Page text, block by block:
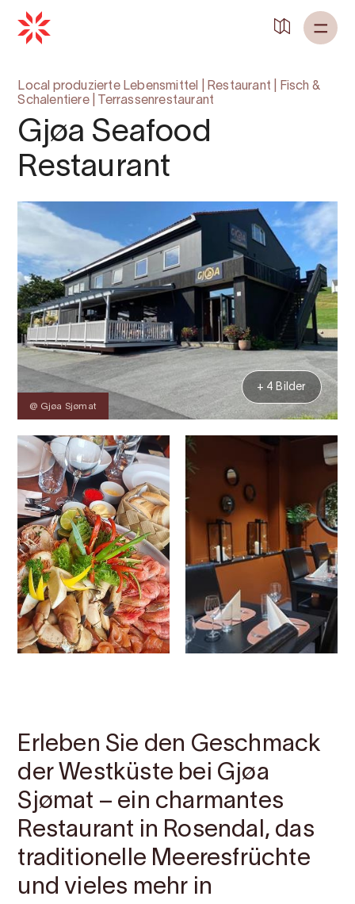
Local produzierte Lebensmittel Restaurant
Fisch &
Schalentiere| Terrassenrestaurant
Gjøa Seafood
Restaurant
@ Gjøa Sjømat
+ 4 Bilder
Erleben Sie den Geschmack
der Westküste bei Gjøa
Sjømat – ein charmantes
Restaurant in Rosendal, das
traditionelle Meeresfrüchte
und vieles mehr in